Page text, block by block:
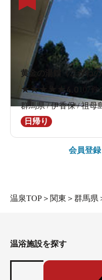
黄金の湯館（こがね
★★★ ★ ★4.0
107
群馬県 / 伊香保 / 祖母
日帰り
会員登
温泉TOP ＞ 関東 ＞ 群馬県
温浴施設を探す